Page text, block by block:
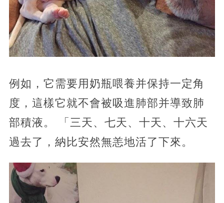
例如，它需要用奶瓶喂養并保持一定角
度，這樣它就不會被吸進肺部并導致肺
部積液。 「三天、七天、十天、十六天
過去了，納比安然無恙地活了下來。